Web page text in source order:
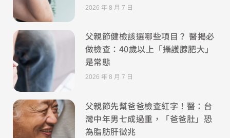
2026 年 8 月 7 日
父親節健檢該選哪些項目？ 醫揭必
做檢查：40歲以上「攝護腺肥大」
是常態
2026 年 8 月 7 日
父親節先幫爸爸檢查紅字！醫：台
灣中年男七成過重，「爸爸肚」恐
為脂肪肝徵兆